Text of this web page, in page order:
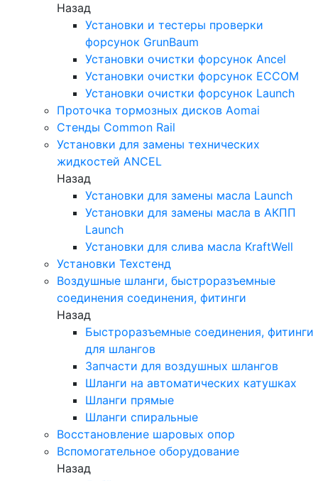
Назад
Установки и тестеры проверки
форсунок GrunBaum
Установки очистки форсунок Ancel
Установки очистки форсунок ECCOM
Установки очистки форсунок Launch
Проточка тормозных дисков Aomai
Стенды Common Rail
Установки для замены технических
жидкостей ANCEL
Назад
Установки для замены масла Launch
Установки для замены масла в АКПП
Launch
Установки для слива масла KraftWell
Установки Техстенд
Воздушные шланги, быстроразъемные
соединения соединения, фитинги
Назад
Быстроразъемные соединения, фитинги
для шлангов
Запчасти для воздушных шлангов
Шланги на автоматических катушках
Шланги прямые
Шланги спиральные
Восстановление шаровых опор
Вспомогательное оборудование
Назад